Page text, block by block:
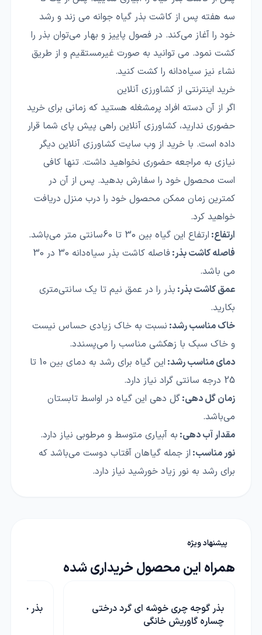
سه هفته پس از کاشت بذر گیاه جوانه می زند و رشد
خود را آغاز می‌کند. در فصول پاییز و بهار می‌توان بذر را
کشت نمود. می توانید به صورت غیرمستقیم و از طریق
نشاء نیز سیاه‌دانه را کشت کنید.
خرید اینترنتی از کشاورزی آنلاین
اگر از آن دسته افراد پرمشغله هستید که زمانی برای خرید
حضوری ندارید، کشاورزی آنلاین راهی پیش پای شما قرار
داده است. با خرید از وب سایت کشاورزی آنلاین دیگر
نیازی به مراجعه حضوری نخواهید داشت. تنها کافی
است محصول خود را سفارش بدهید. پس از آن در
کمترین زمان ممکن محصول خود را درب منزل دریافت
خواهید کرد.
ارتفاع: ارتفاع این گیاه بین 30 تا 60سانتی متر می‌باشد.
فاصله کاشت بذر:
فاصله کاشت بذر سیاه‌دانه 30 در 30
می باشد.
عمق کاشت بذر: بذر را در عمق نیم تا یک سانتی‌متری
بکارید.
خاک مناسب رشد: نسبت به خاک زیادی حساس نیست
و خاک سبک با زهکشی مناسب را می‌پسندد.
دمای مناسب رشد:
این گیاه برای رشد به دمای بین 10 تا
25 درجه سانتی گراد نیاز دارد.
زمان گل دهی:گل دهی این گیاه در اواسط تابستان
می‌باشد.
مقدار آب دهی: به آبیاری متوسط و مرطوبی نیاز دارد.
نور مناسب: از جمله گیاهان آفتاب دوست می‌باشد که
برای رشد به نور زیاد خورشید نیاز دارد.
پیشنهاد ویژه
همراه این محصول خریداری شده
بذر خیار درختی پرگل بذر نخود